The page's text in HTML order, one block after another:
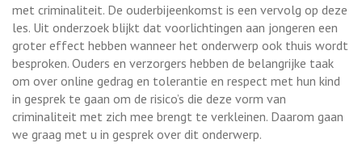
met criminaliteit. De ouderbijeenkomst is een vervolg op deze
les. Uit onderzoek blijkt dat voorlichtingen aan jongeren een
groter effect hebben wanneer het onderwerp ook thuis wordt
besproken. Ouders en verzorgers hebben de belangrijke taak
om over online gedrag en tolerantie en respect met hun kind
in gesprek te gaan om de risico’s die deze vorm van
criminaliteit met zich mee brengt te verkleinen. Daarom gaan
we graag met u in gesprek over dit onderwerp.